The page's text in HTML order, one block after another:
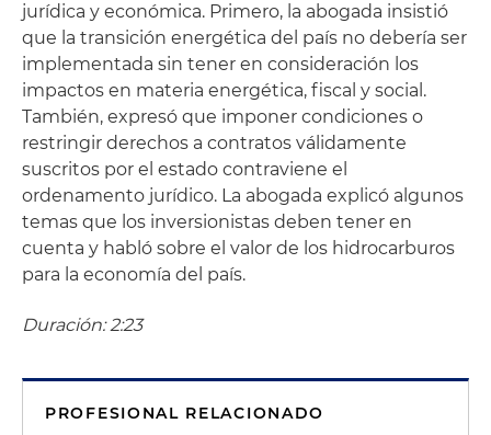
jurídica y económica. Primero, la abogada insistió
que la transición energética del país no debería ser
implementada sin tener en consideración los
impactos en materia energética, fiscal y social.
También, expresó que imponer condiciones o
restringir derechos a contratos válidamente
suscritos por el estado contraviene el
ordenamento jurídico. La abogada explicó algunos
temas que los inversionistas deben tener en
cuenta y habló sobre el valor de los hidrocarburos
para la economía del país.
Duración: 2:23
PROFESIONAL RELACIONADO